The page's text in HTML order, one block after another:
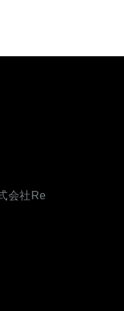
会社Re